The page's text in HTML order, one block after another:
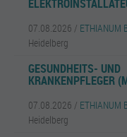
07.08.2026 / ETHIANUM
Heidelberg
GESUNDHEITS- UND
KRANKENPFLEGER
07.08.2026 / ETHIANUM
Heidelberg